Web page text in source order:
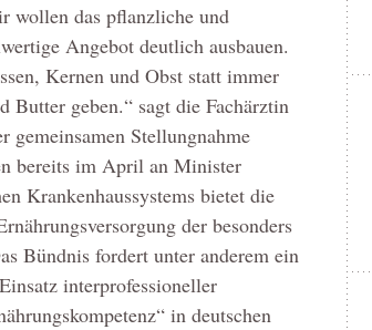
wollen das pflanzliche und
Angebot deutlich ausbauen.
Kernen und Obst statt immer
Butter geben.“ sagt die Fachärztin
Stellungnahme
bereits im April an Minister
Krankenhaussystems bietet die
der besonders
Bündnis fordert unter anderem ein
interprofessioneller
in deutschen